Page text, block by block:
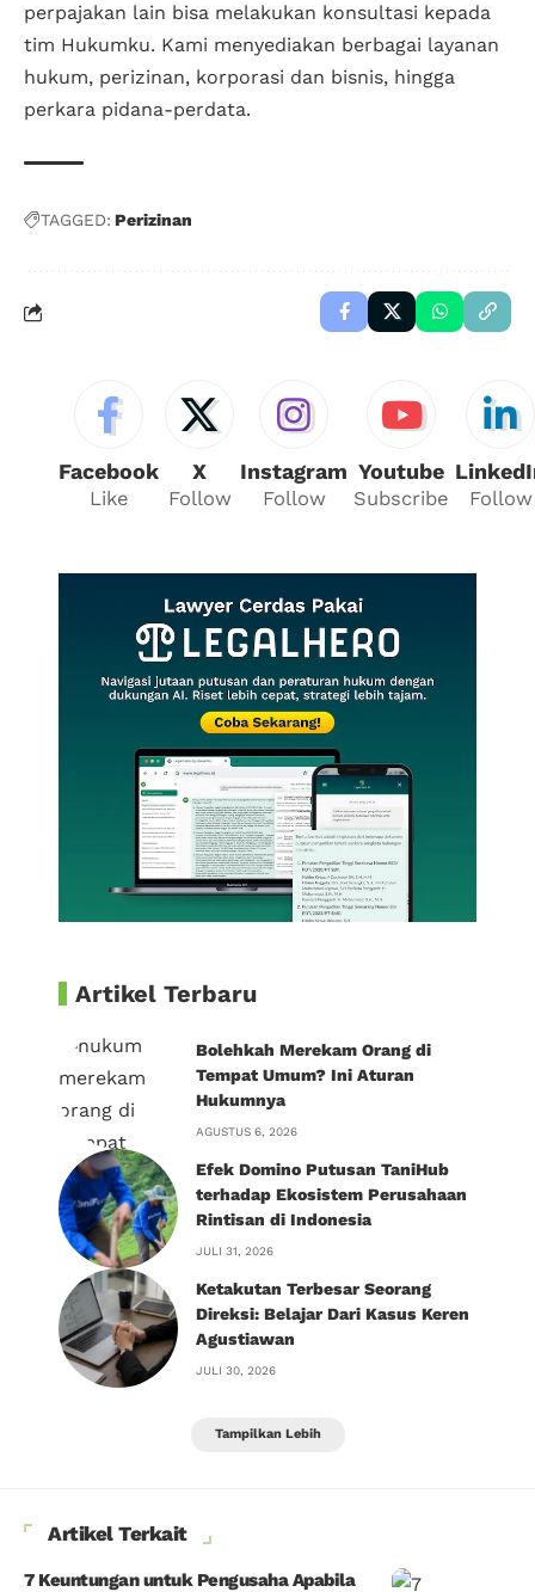
perpajakan lain bisa melakukan konsultasi kepada
tim Hukumku. Kami menyediakan berbagai layanan
hukum, perizinan, korporasi dan bisnis, hingga
perkara pidana-perdata.
TAGGED: Perizinan
Facebook
Like
X
Follow
Instagram
Follow
Youtube
Subscribe Follow
Artikel Terbaru
Bolehkah Merekam Orang di
Tempat Umum? Ini Aturan
Hukumnya
AGUSTUS 6, 2026
Efek Domino Putusan TaniHub
terhadap Ekosistem Perusahaan
Rintisan di Indonesia
JULI 31, 2026
Ketakutan Terbesar Seorang
Direksi: Belajar Dari Kasus Keren
Agustiawan
JULI 30, 2026
Tampilkan Lebih
Artikel Terkait
7 Keuntungan untuk Pengusaha Apabila